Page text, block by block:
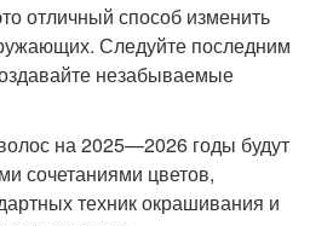
отличный способ изменить
Следуйте последним
незабываемые
на 2025—2026 годы будут
сочетаниями цветов,
техник окрашивания и